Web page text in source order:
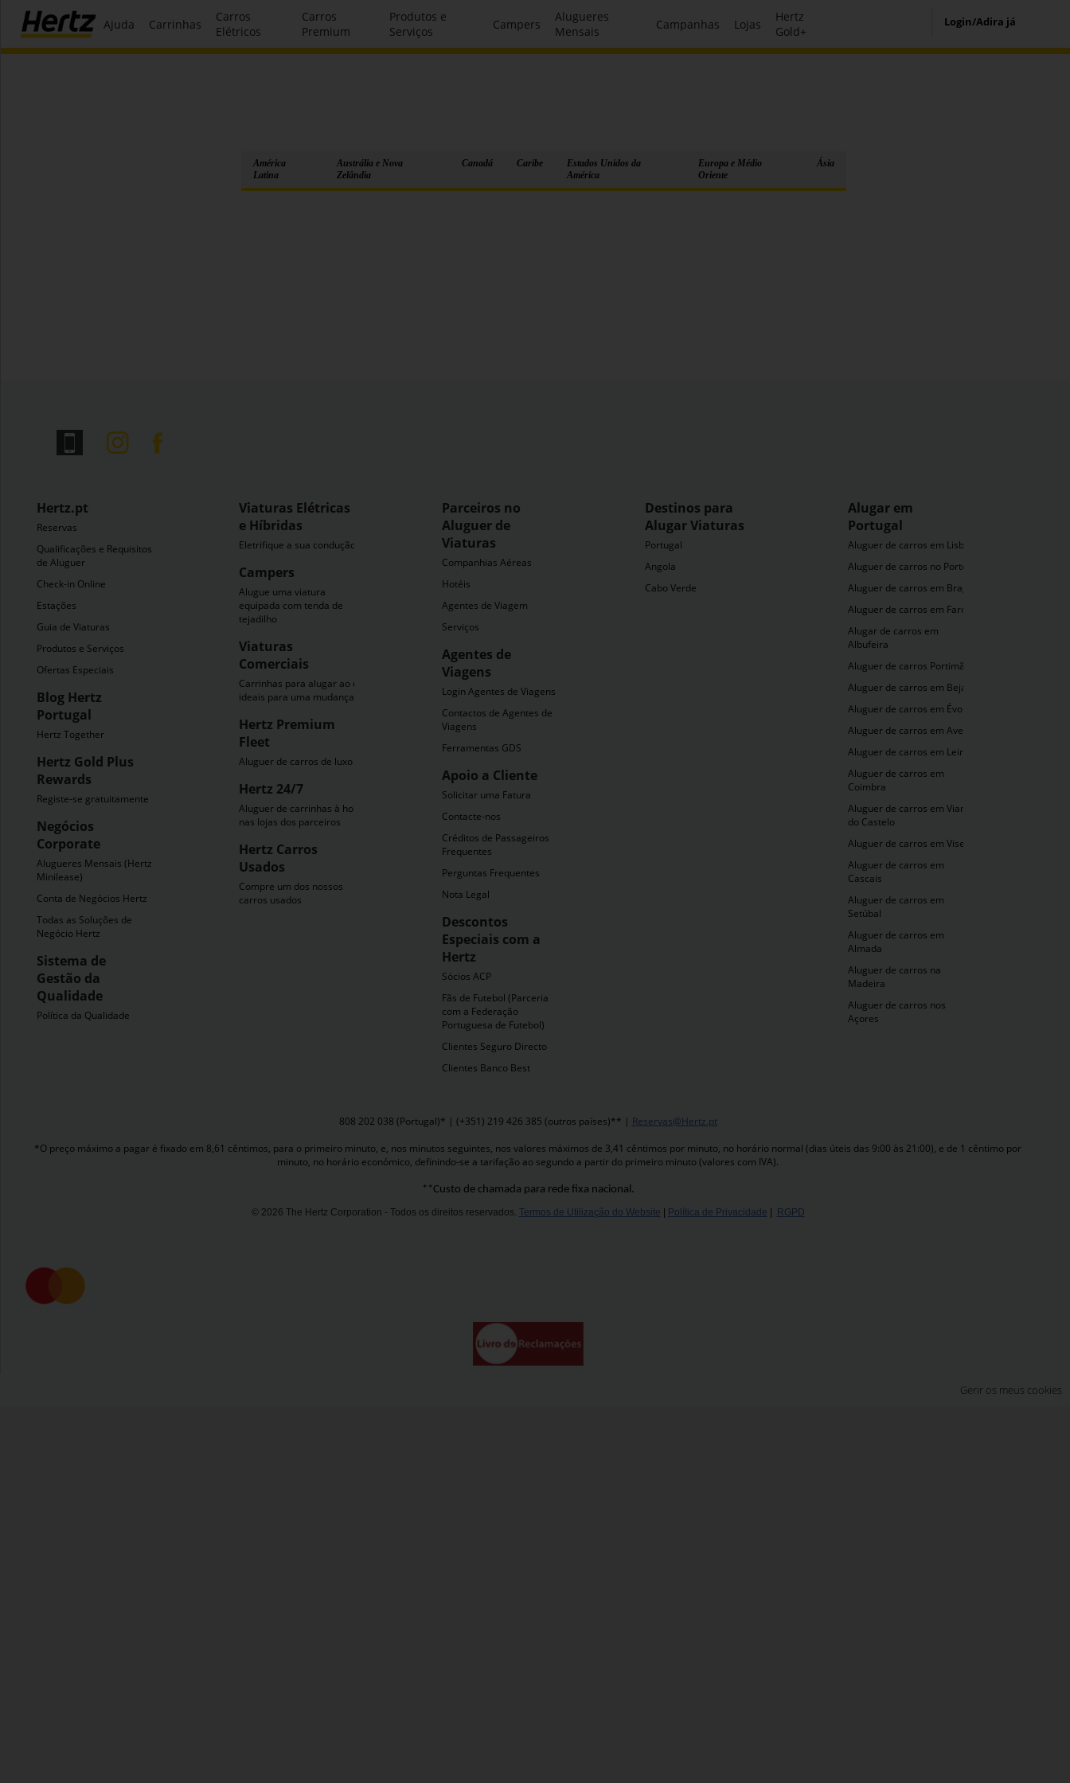
Ajuda Carrinhas
Carros
Elétricos
Carros
Premium
Produtos e
Serviços
Campers
Alugueres
Mensais
Campanhas Lojas
Hertz
Gold+
Login/Adira já
América
Latina
Austrália e Nova
Zelândia
Canadá Caribe
Estados Unidos da
América
Europa e Médio
Oriente
Ásia
Hertz.pt
Reservas
Qualificações e Requisitos
de Aluguer
Check-in Online
Estações
Guia de Viaturas
Produtos e Serviços
Ofertas Especiais
Blog Hertz
Portugal
Hertz Together
Hertz Gold Plus
Rewards
Registe-se gratuitamente
Negócios
Corporate
Alugueres Mensais (Hertz
Minilease)
Conta de Negócios Hertz
Todas as Soluções de
Negócio Hertz
Sistema de
Gestão da
Qualidade
Política da Qualidade
Viaturas Elétricas
e Híbridas
Eletrifique a sua condução
Campers
Alugue uma viatura
equipada com tenda de
tejadilho
Viaturas
Comerciais
Carrinhas para alugar ao dia
ideais para uma mudança
Hertz Premium
Fleet
Aluguer de carros de luxo
Hertz 24/7
Aluguer de carrinhas à hora
nas lojas dos parceiros
Hertz Carros
Usados
Compre um dos nossos
carros usados
Parceiros no
Aluguer de
Viaturas
Companhias Aéreas
Hotéis
Agentes de Viagem
Serviços
Agentes de
Viagens
Login Agentes de Viagens
Contactos de Agentes de
Viagens
Ferramentas GDS
Apoio a Cliente
Solicitar uma Fatura
Contacte-nos
Créditos de Passageiros
Frequentes
Perguntas Frequentes
Nota Legal
Descontos
Especiais com a
Hertz
Sócios ACP
Fãs de Futebol (Parceria
com a Federação
Portuguesa de Futebol)
Clientes Seguro Directo
Clientes Banco Best
Destinos para
Alugar Viaturas
Portugal
Angola
Cabo Verde
Alugar em
Portugal
Aluguer de carros em Lisboa
Aluguer de carros no Porto
Aluguer de carros em Braga
Aluguer de carros em Faro
Alugar de carros em
Albufeira
Aluguer de carros Portimão
Aluguer de carros em Beja
Aluguer de carros em Évora
Aluguer de carros em Aveiro
Aluguer de carros em Leiria
Aluguer de carros em
Coimbra
Aluguer de carros em Viana
do Castelo
Aluguer de carros em Viseu
Aluguer de carros em
Cascais
Aluguer de carros em
Setúbal
Aluguer de carros em
Almada
Aluguer de carros na
Madeira
Aluguer de carros nos
Açores
808 202 038 (Portugal)* | (+351) 219 426 385 (outros países)** | Reservas@Hertz.pt
*O preço máximo a pagar é fixado em 8,61 cêntimos, para o primeiro minuto, e, nos minutos seguintes, nos valores máximos de 3,41 cêntimos por minuto, no horário normal (dias úteis das 9:00 às 21:00), e de 1 cêntimo por
minuto, no horário económico, definindo-se a tarifação ao segundo a partir do primeiro minuto (valores com IVA).
**Custo de chamada para rede fixa nacional.
© 2026 The Hertz Corporation - Todos os direitos reservados. Termos de Utilização do Website Política de Privacidade RGPD
Gerir os meus cookies